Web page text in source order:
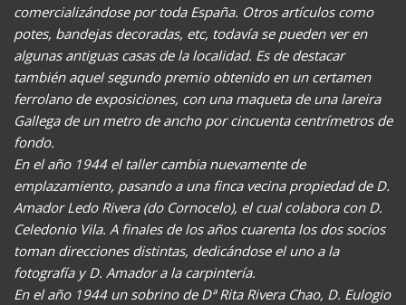
comercializándose por toda España. Otros artículos como
potes, bandejas decoradas, etc, todavía se pueden ver en
algunas antiguas casas de la localidad. Es de destacar
también aquel segundo premio obtenido en un certamen
ferrolano de exposiciones, con una maqueta de una lareira
Gallega de un metro de ancho por cincuenta centrímetros de
fondo.
En el año 1944 el taller cambia nuevamente de
emplazamiento, pasando a una finca vecina propiedad de D.
Amador Ledo Rivera (do Cornocelo), el cual colabora con D.
Celedonio Vila. A finales de los años cuarenta los dos socios
toman direcciones distintas, dedicándose el uno a la
fotografía y D. Amador a la carpintería.
En el año 1944 un sobrino de Dª Rita Rivera Chao, D. Eulogio